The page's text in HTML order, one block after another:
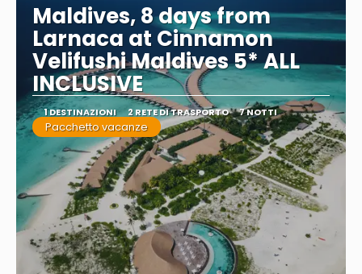
Maldives, 8 days from
Larnaca at Cinnamon
Velifushi Maldives 5* ALL
INCLUSIVE
1 DESTINAZIONI 2 RETE DI TRASPORTO 7 NOTTI
Pacchetto vacanze